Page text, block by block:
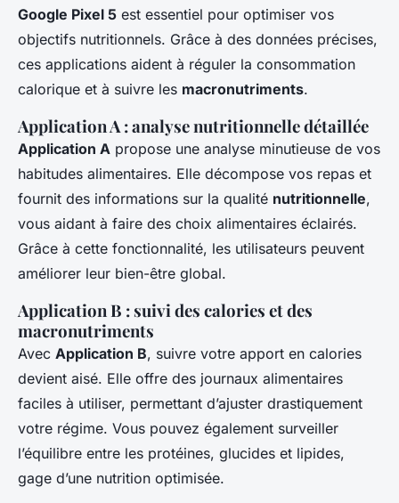
Google Pixel 5 est essentiel pour optimiser vos
objectifs nutritionnels. Grâce à des données précises,
ces applications aident à réguler la consommation
calorique et à suivre les macronutriments.
Application A : analyse nutritionnelle détaillée
Application A propose une analyse minutieuse de vos
habitudes alimentaires. Elle décompose vos repas et
fournit des informations sur la qualité nutritionnelle,
vous aidant à faire des choix alimentaires éclairés.
Grâce à cette fonctionnalité, les utilisateurs peuvent
améliorer leur bien-être global.
Application B : suivi des calories et des
macronutriments
Avec Application B, suivre votre apport en calories
devient aisé. Elle offre des journaux alimentaires
faciles à utiliser, permettant d’ajuster drastiquement
votre régime. Vous pouvez également surveiller
l’équilibre entre les protéines, glucides et lipides,
gage d’une nutrition optimisée.